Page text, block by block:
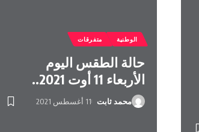
الوطنية متفرقات
حالة الطقس اليوم
الأربعاء 11 أوت 2021..
محمد ثابت 11 أغسطس 2021